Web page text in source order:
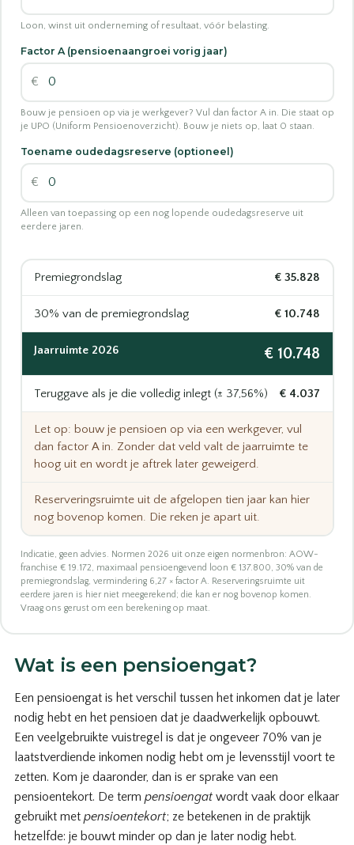
Loon, winst uit onderneming of resultaat, vóór belasting.
Factor A (pensioenaangroei vorig jaar)
€
Bouw je pensioen op via je werkgever? Vul dan factor A in. Die staat op
je UPO (Uniform Pensioenoverzicht). Bouw je niets op, laat 0 staan.
Toename oudedagsreserve (optioneel)
€
Alleen van toepassing op een nog lopende oudedagsreserve uit
eerdere jaren.
Premiegrondslag € 35.828
30% van de premiegrondslag € 10.748
Jaarruimte 2026 € 10.748
Teruggave als je die volledig inlegt (± 37,56%) € 4.037
Let op: bouw je pensioen op via een werkgever, vul
dan factor A in. Zonder dat veld valt de jaarruimte te
hoog uit en wordt je aftrek later geweigerd.
Reserveringsruimte uit de afgelopen tien jaar kan hier
nog bovenop komen. Die reken je apart uit.
Indicatie, geen advies. Normen 2026 uit onze eigen normenbron: AOW-
franchise € 19.172, maximaal pensioengevend loon € 137.800, 30% van de
premiegrondslag, vermindering 6,27 × factor A. Reserveringsruimte uit
eerdere jaren is hier niet meegerekend; die kan er nog bovenop komen.
Vraag ons gerust om een berekening op maat.
Wat is een pensioengat?
Een pensioengat is het verschil tussen het inkomen dat je later
nodig hebt en het pensioen dat je daadwerkelijk opbouwt.
Een veelgebruikte vuistregel is dat je ongeveer 70% van je
laatstverdiende inkomen nodig hebt om je levensstijl voort te
zetten. Kom je daaronder, dan is er sprake van een
pensioentekort. De term pensioengat wordt vaak door elkaar
gebruikt met pensioentekort; ze betekenen in de praktijk
hetzelfde: je bouwt minder op dan je later nodig hebt.